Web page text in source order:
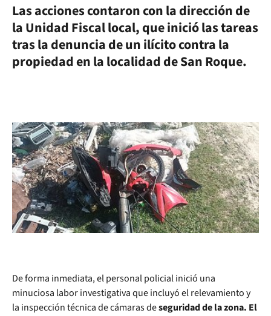
Las acciones contaron con la dirección de
la Unidad Fiscal local, que inició las tareas
tras la denuncia de un ilícito contra la
propiedad en la localidad de San Roque.
De forma inmediata, el personal policial inició una
minuciosa labor investigativa que incluyó el relevamiento y
la inspección técnica de cámaras deseguridad de la zona. El